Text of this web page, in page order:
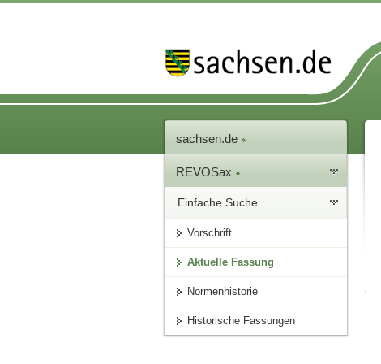
sachsen.de
REVOSax
Einfache Suche
Vorschrift
Aktuelle Fassung
Normenhistorie
Historische Fassungen